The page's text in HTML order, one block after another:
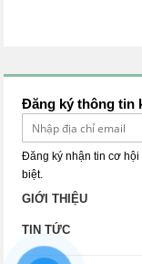
Đăng ký thông tin
Đăng ký nhận tin cơ
biệt.
GIỚI THIỆU
TIN TỨC